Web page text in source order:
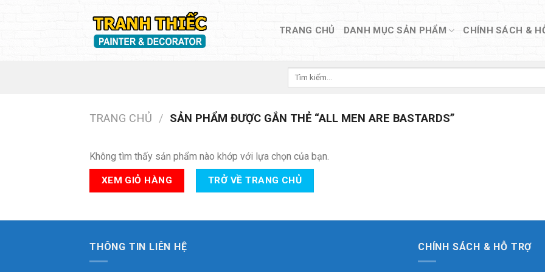
TRANG CHỦ DANH MỤC SẢN PHẨM CHÍNH SÁCH &
Tìm
TRANG CHỦ / SẢN PHẨM ĐƯỢC GẮN THẺ “ALL MEN ARE BASTARDS”
Không tìm thấy sản phẩm nào khớp với lựa chọn của bạn.
XEM GIỎ HÀNG TRỞ VỀ TRANG CHỦ
THÔNG TIN LIÊN HỆ CHÍNH SÁCH & HỖ TRỢ